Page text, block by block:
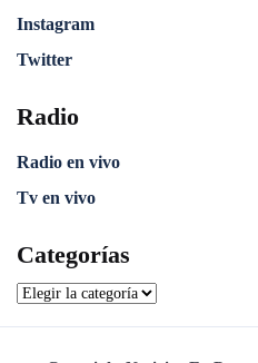
Instagram
Twitter
Radio
Radio en vivo
Tv en vivo
Categorías